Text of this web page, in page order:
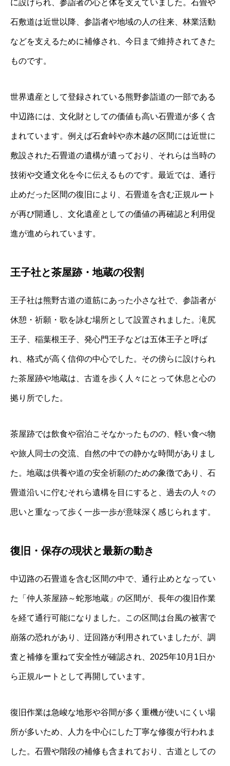
に設けられ、参詣者の心と体を支えていました。石畳や
石敷道は近世以降、参詣者や地域の人の往来、林業活動
などを支えるために補修され、今日まで維持されてきた
ものです。
世界遺産として登録されている熊野参詣道の一部である
中辺路には、文化財としての価値も高い石畳道が多く含
まれています。例えば石倉峠や赤木越の区間には近世に
敷設された石畳道の遺構が遺っており、それらは当時の
技術や交通文化を今に伝えるものです。最近では、通行
止めだった区間の復旧により、石畳道を含む正規ルート
が再び開通し、文化遺産としての価値の再確認と利用促
進が進められています。
王子社と茶屋跡・地蔵の役割
王子社は熊野古道の道筋にあった小さな社で、参詣者が
休憩・祈願・歌を詠む場所として設置されました。滝尻
王子、稲葉根王子、発心門王子などは五体王子と呼ば
れ、格式が高く信仰の中心でした。その傍らに設けられ
た茶屋跡や地蔵は、古道を歩く人々にとって休息と心の
拠り所でした。
茶屋跡では飲食や宿泊こそなかったものの、軽い食べ物
や旅人同士の交流、自然の中での静かな時間がありまし
た。地蔵は供養や道の安全祈願のための象徴であり、石
畳道沿いに佇むそれら遺構を目にすると、過去の人々の
思いと重なって歩く一歩一歩が意味深く感じられます。
復旧・保存の現状と最新の動き
中辺路の石畳道を含む区間の中で、通行止めとなってい
た「仲人茶屋跡～蛇形地蔵」の区間が、長年の復旧作業
を経て通行可能になりました。この区間は台風の被害で
崩落の恐れがあり、迂回路が利用されていましたが、調
査と補修を重ねて安全性が確認され、2025年10月1日か
ら正規ルートとして再開しています。
復旧作業は急峻な地形や谷間が多く重機が使いにくい場
所が多いため、人力を中心にした丁寧な修復が行われま
した。石畳や階段の補修も含まれており、古道としての